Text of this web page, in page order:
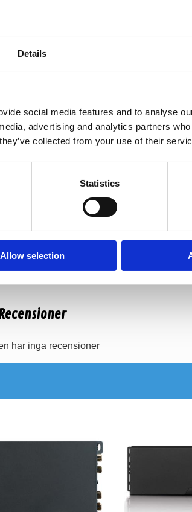
Details
social media features and to analyse
advertising and analytics partners
collected from your use of their
Statistics
Allow selection
har inga recensioner